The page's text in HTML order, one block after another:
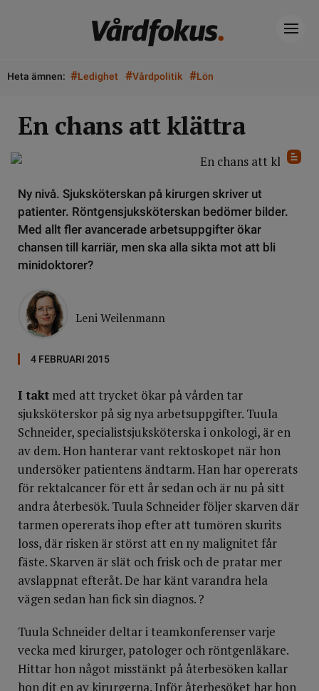
Heta ämnen: #Ledighet #Vårdpolitik #Lön
En chans att klättra
Ny nivå. Sjuksköterskan på kirurgen skriver ut
patienter. Röntgensjuksköterskan bedömer bilder.
Med allt fler avancerade arbetsuppgifter ökar
chansen till karriär, men ska alla sikta mot att bli
minidoktorer?
Leni Weilenmann
4 FEBRUARI 2015
I takt med att trycket ökar på vården tar
sjuksköterskor på sig nya arbetsuppgifter. Tuula
Schneider, specialistsjuksköterska i onkologi, är en
av dem. Hon hanterar vant rektoskopet när hon
undersöker patientens ändtarm. Han har opererats
för rektalcancer för ett år sedan och är nu på sitt
andra återbesök. Tuula Schneider följer skarven där
tarmen opererats ihop efter att tumören skurits
loss, där risken är störst att en ny malignitet får
fäste. Skarven är slät och frisk och de pratar mer
avslappnat efteråt. De har känt var­andra hela
vägen sedan han fick sin diagnos. ?
Tuula Schneider deltar i teamkonferenser varje
vecka med kirurger, patologer och röntgenläkare.
Hittar hon något misstänkt på återbesöken kallar
hon dit en av kirurgerna. Inför återbesöket har hon